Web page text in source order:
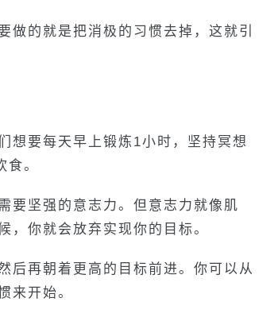
做的就是把消极的习惯去掉，这就引
想要每天早上锻炼1小时，坚持冥想
。
要坚强的意志力。但意志力就像肌
，你就会放弃实现你的目标。
后再朝着更高的目标前进。你可以从
来开始。